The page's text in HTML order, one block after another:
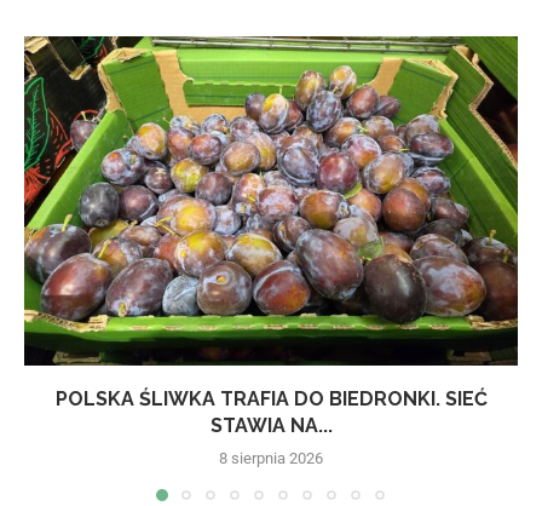
POLSKA ŚLIWKA TRAFIA DO BIEDRONKI. SIEĆ
STAWIA NA...
8 sierpnia 2026